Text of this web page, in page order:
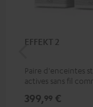
EFFEKT 2
Paire d'enceintes
actives sans fil
arrière pour les
399,99 €